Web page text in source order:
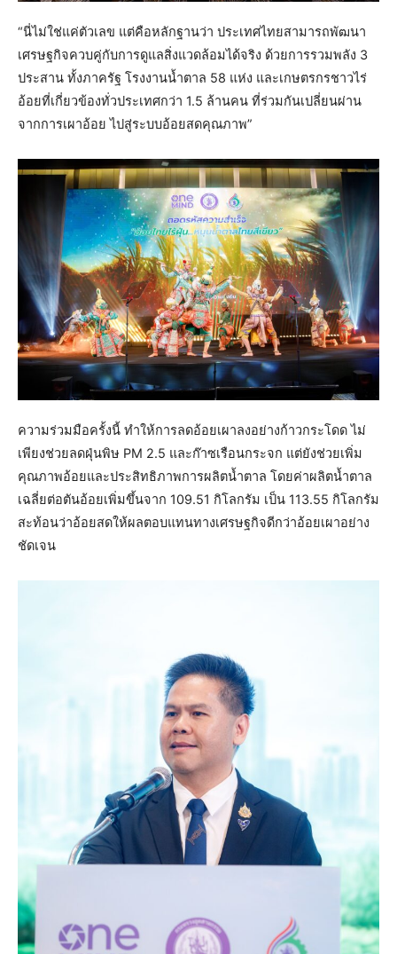
“นี่ไม่ใช่แค่ตัวเลข แต่คือหลักฐานว่า ประเทศไทยสามารถพัฒนา
เศรษฐกิจควบคู่กับการดูแลสิ่งแวดล้อมได้จริง ด้วยการรวมพลัง 3
ประสาน ทั้งภาครัฐ โรงงานน้ำตาล 58 แห่ง และเกษตรกรชาวไร่
อ้อยที่เกี่ยวข้องทั่วประเทศกว่า 1.5 ล้านคน ที่ร่วมกันเปลี่ยนผ่าน
จากการเผาอ้อย ไปสู่ระบบอ้อยสดคุณภาพ”
ความร่วมมือครั้งนี้ ทำให้การลดอ้อยเผาลงอย่างก้าวกระโดด ไม่
เพียงช่วยลดฝุ่นพิษ PM 2.5 และก๊าซเรือนกระจก แต่ยังช่วยเพิ่ม
คุณภาพอ้อยและประสิทธิภาพการผลิตน้ำตาล โดยค่าผลิตน้ำตาล
เฉลี่ยต่อตันอ้อยเพิ่มขึ้นจาก 109.51 กิโลกรัม เป็น 113.55 กิโลกรัม
สะท้อนว่าอ้อยสดให้ผลตอบแทนทางเศรษฐกิจดีกว่าอ้อยเผาอย่าง
ชัดเจน